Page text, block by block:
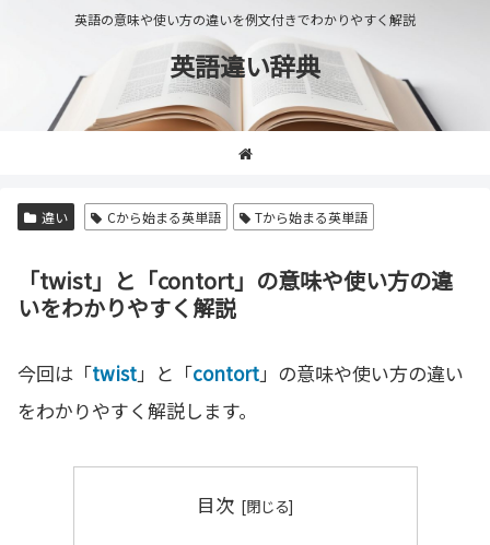
英語の意味や使い方の違いを例文付きでわかりやすく解説
英語違い辞典
違い Cから始まる英単語 Tから始まる英単語
「twist」と「contort」の意味や使い方の違
いをわかりやすく解説
今回は「twist」と「contort」の意味や使い方の違い
をわかりやすく解説します。
目次